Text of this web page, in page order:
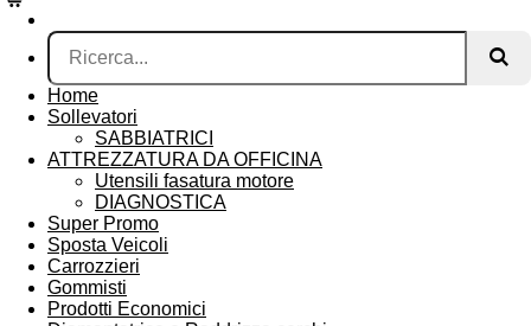
Home
Sollevatori
SABBIATRICI
ATTREZZATURA DA OFFICINA
Utensili fasatura motore
DIAGNOSTICA
Super Promo
Sposta Veicoli
Carrozzieri
Gommisti
Prodotti Economici